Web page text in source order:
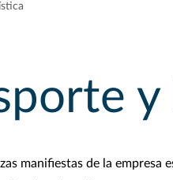
y
manifiestas de la empresa